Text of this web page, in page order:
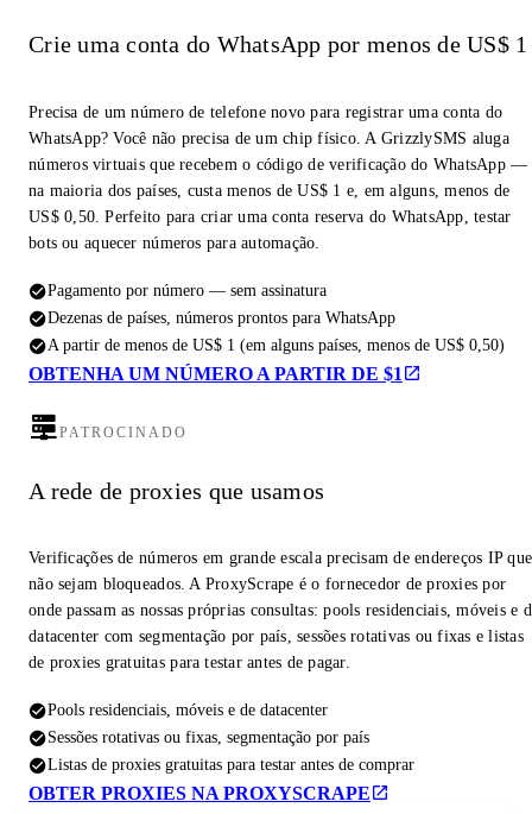
Crie uma conta do WhatsApp por menos de US$ 1
Precisa de um número de telefone novo para registrar uma conta do
WhatsApp? Você não precisa de um chip físico. A GrizzlySMS aluga
números virtuais que recebem o código de verificação do WhatsApp —
na maioria dos países, custa menos de US$ 1 e, em alguns, menos de
US$ 0,50. Perfeito para criar uma conta reserva do WhatsApp, testar
bots ou aquecer números para automação.
Pagamento por número — sem assinatura
Dezenas de países, números prontos para WhatsApp
A partir de menos de US$ 1 (em alguns países, menos de US$ 0,50)
OBTENHA UM NÚMERO A PARTIR DE $1
PATROCINADO
A rede de proxies que usamos
Verificações de números em grande escala precisam de endereços IP que
não sejam bloqueados. A ProxyScrape é o fornecedor de proxies por
onde passam as nossas próprias consultas: pools residenciais, móveis e
datacenter com segmentação por país, sessões rotativas ou fixas e listas
de proxies gratuitas para testar antes de pagar.
Pools residenciais, móveis e de datacenter
Sessões rotativas ou fixas, segmentação por país
Listas de proxies gratuitas para testar antes de comprar
OBTER PROXIES NA PROXYSCRAPE